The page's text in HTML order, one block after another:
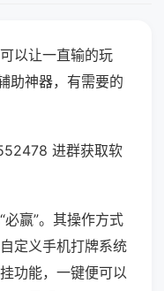
以让一直输的玩
助神器，有需要的
进群获取软
赢”。其操作方式
定义手机打牌系统
功能，一键便可以